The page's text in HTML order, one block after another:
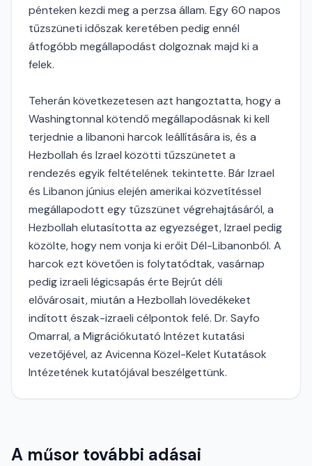
pénteken kezdi meg a perzsa állam. Egy 60 napos
tűzszüneti időszak keretében pedig ennél
átfogóbb megállapodást dolgoznak majd ki a
felek.
Teherán következetesen azt hangoztatta, hogy a
Washingtonnal kötendő megállapodásnak ki kell
terjednie a libanoni harcok leállítására is, és a
Hezbollah és Izrael közötti tűzszünetet a
rendezés egyik feltételének tekintette. Bár Izrael
és Libanon június elején amerikai közvetítéssel
megállapodott egy tűzszünet végrehajtásáról, a
Hezbollah elutasította az egyezséget, Izrael pedig
közölte, hogy nem vonja ki erőit Dél-Libanonból. A
harcok ezt követően is folytatódtak, vasárnap
pedig izraeli légicsapás érte Bejrút déli
elővárosait, miután a Hezbollah lövedékeket
indított észak-izraeli célpontok felé. Dr. Sayfo
Omarral, a Migrációkutató Intézet kutatási
vezetőjével, az Avicenna Közel-Kelet Kutatások
Intézetének kutatójával beszélgettünk.
A műsor további adásai